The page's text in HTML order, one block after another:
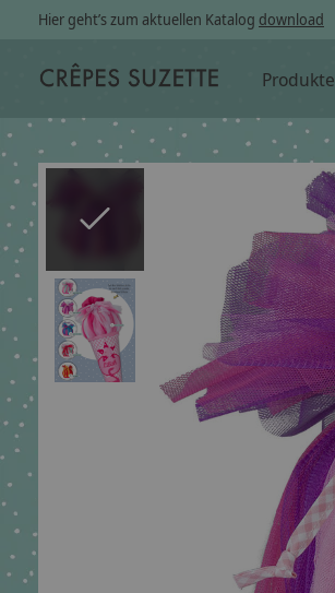
Hier geht’s zum aktuellen Katalog download
Produkte
Slideshow Items